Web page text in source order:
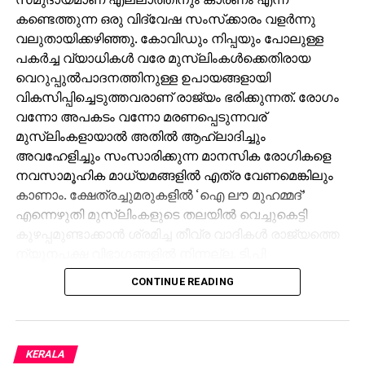
കണ്ടെത്തുന്ന ഒരു വിദ്വേഷ സംസ്‌ക്കാരം വളര്‍ന്നു
വലുതായിക്കഴിഞ്ഞു. കോവിഡും നിപ്പയും പോലുള്ള
പകര്‍ച്ച വ്യാധികള്‍ വരേ മുസ്ലിംകള്‍ക്കെതിരായ
വെറുപ്പുല്‍പാദനത്തിനുള്ള ഉപായങ്ങളായി
വികസിപ്പിച്ചെടുത്തവരാണ് രാജ്യം ഭരിക്കുന്നത്. രോഗം
വന്നോ അപകടം വന്നോ മരണപ്പെടുന്നവര്
മുസ്ലിംകളായാല്‍ അതില്‍ ആഹ്ലാദിച്ചും
അവഹേളിച്ചും സംസാരിക്കുന്ന മാനസിക രോഗികളെ
നവസാമൂഹിക മാധ്യമങ്ങളില്‍ എത്ര വേണമെങ്കിലും
കാണാം. ക്ഷേത്രച്ചുമരുകളില്‍ ‘ഐ ലൗ മുഹമ്മദ്’
എന്നെഴുതി മുസ്ലിംകളുടെ തലയില്‍ വെച്ചുകെട്ടി
ചന്ദ്രശേഖരന്റെ കൊലപാതകികള്‍ അവരുപയോഗിച്ച
കാറില്‍ മാഷാ അള്ളാ എന്ന സ്റ്റിക്കര്‍ ഒട്ടിച്ചത്
വിജയിപ്പിച്ചെടുക്കാവുന്ന ഒരു ഫോര്‍മുല പോലെ
CONTINUE READING
KERALA